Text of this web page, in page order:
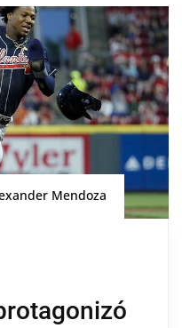
Mendoza